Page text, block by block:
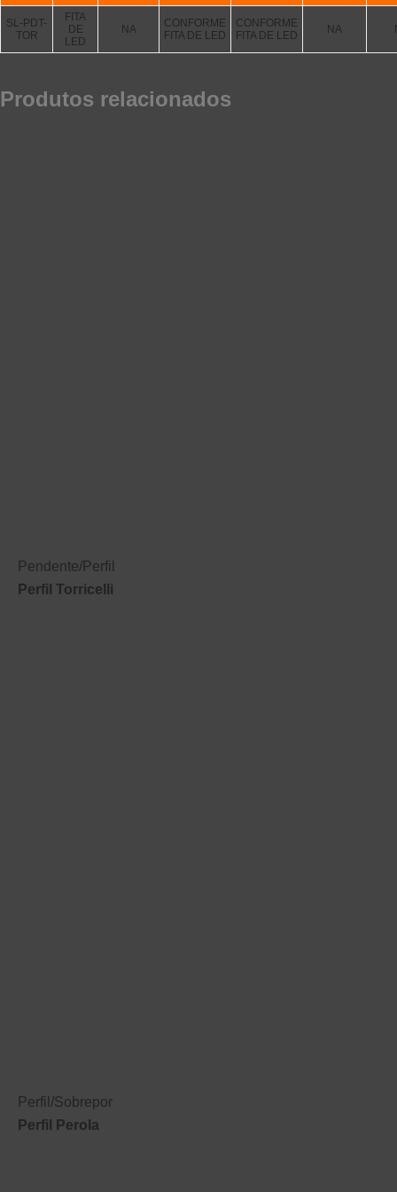
SL-PDT-
TOR
FITA
DE
LED
NA
CONFORME
FITA DE LED
CONFORME
FITA DE LED
NA
Produtos relacionados
Pendente/Perfil
Perfil Torricelli
Perfil /Sobrepor
Perfil Perola